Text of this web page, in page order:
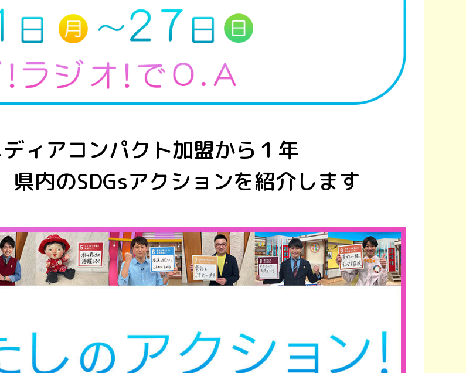
ィアコンパクト加盟から１年
県内のSDGsアクションを紹介します